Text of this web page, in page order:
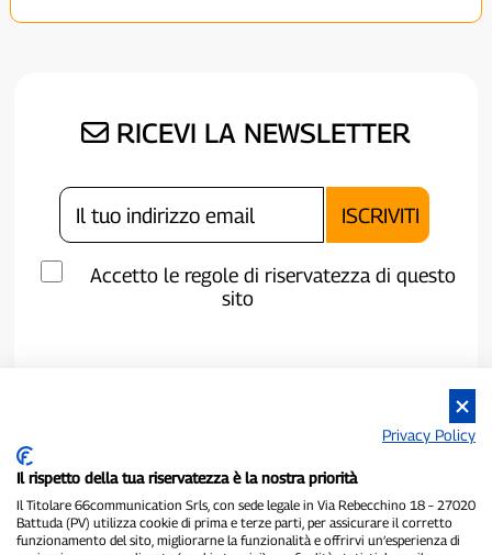
RICEVI LA NEWSLETTER
Accetto le regole di riservatezza di questo
sito
Privacy Policy
Il rispetto della tua riservatezza è la nostra priorità
Il Titolare 66communication Srls, con sede legale in Via Rebecchino 18 – 27020
Battuda (PV) utilizza cookie di prima e terze parti, per assicurare il corretto
funzionamento del sito, migliorarne la funzionalità e offrirvi un’esperienza di